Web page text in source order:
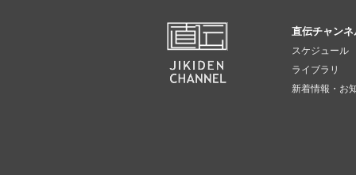
直伝チャン
スケジュール
ライブラリ
新着情報・お